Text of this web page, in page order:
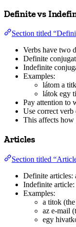
Definite vs
Section titled
Verbs have two
Definite
Indefinite
Examples:
látom a
látok egy
Pay attention to
Use correct verb
This affects how
Articles
Section titled
Definite articles:
Indefinite article:
Examples:
a titok (the
az e-mail
egy